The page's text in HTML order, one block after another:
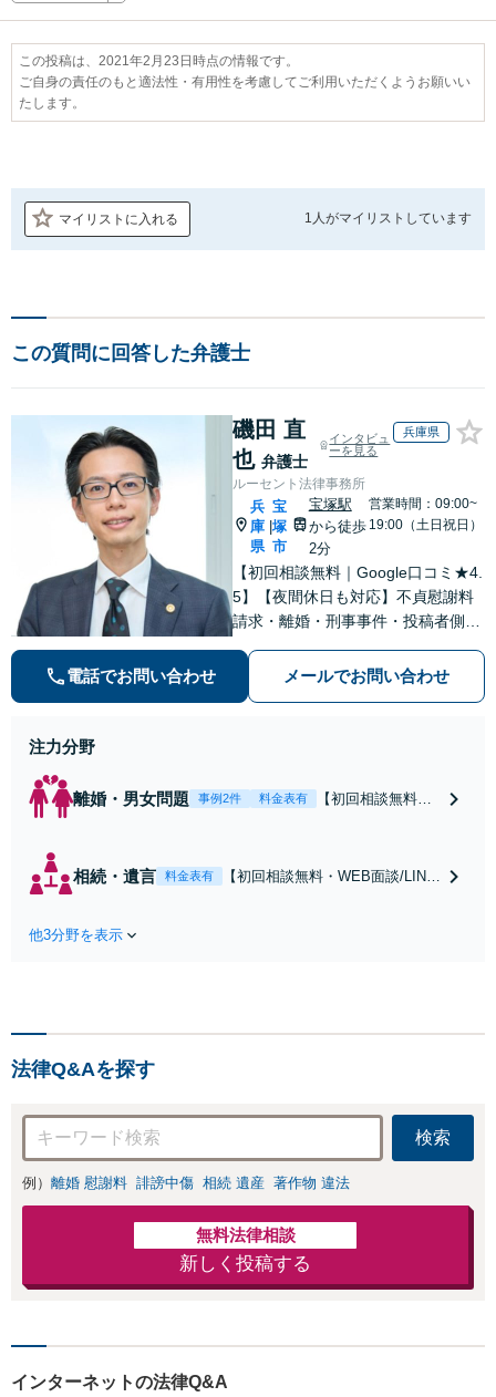
この投稿は、2021年2月23日時点の情報です。
ご自身の責任のもと適法性・有用性を考慮してご利用いただくようお願いい
たします。
マイリストに入れる 1人がマイリストしています
この質問に回答した弁護士
磯田 直
也 弁護士
インタビュ
ーを見る
兵庫県
ルーセント法律事務所
兵
庫
県
宝
塚
市
宝塚駅
から徒歩
2分
営業時間：09:00~
19:00（土日祝日）
【初回相談無料｜Google口コミ★4.
5】【夜間休日も対応】不貞慰謝料
請求・離婚・刑事事件・投稿者側発
数。オーダーメイドのサービスで問
題解決や事業の推進を強力にサポー
電話でお問い合わせ メールでお問い合わせ
注力分野
離婚・男女問題 事例2件 料金表有
【初回相談無料・
倫の早期解決】
相続・遺言 料金表有
【初回相談無料・WEB面談/LINE
【地域密着】
他3分野を表示
法律Q&Aを探す
検索
例） 離婚 慰謝料 誹謗中傷 相続 遺産 著作物 違法
無料法律相談
新しく投稿する
インターネットの法律Q&A